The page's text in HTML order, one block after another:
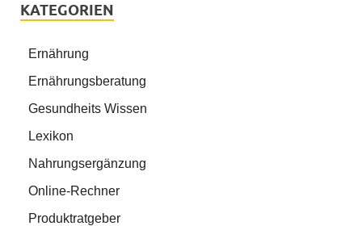
KATEGORIEN
Ernährung
Ernährungsberatung
Gesundheits Wissen
Lexikon
Nahrungsergänzung
Online-Rechner
Produktratgeber